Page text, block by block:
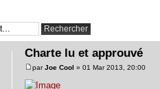
Charte lu et approuvé
parJoe Cool » 01 Mar 2013, 20:00